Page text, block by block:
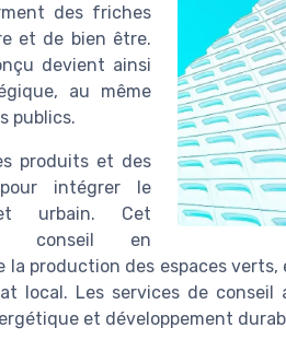
des friches
et de bien être.
devient ainsi
au même
publics.
produits et des
pour intégrer le
urbain. Cet
conseil en
la production des espaces
local. Les services de conseil
et développement